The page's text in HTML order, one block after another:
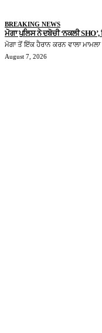
BREAKING NEWS
ਮੋਗਾ ਪੁਲਿਸ ਨੇ ਦਬੋਚੀ ‘ਨਕਲੀ
ਮੋਗਾ ਤੋਂ ਇੱਕ ਹੈਰਾਨ ਕਰਨ ਵਾਲਾ
August 7, 2026